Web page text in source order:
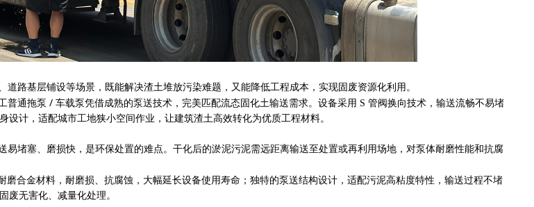
路基层铺设等场景，既能解决渣土堆放污染难题，又能降低工程成本，实现固废资源化利用。
普通拖泵 / 车载泵凭借成熟的泵送技术，完美匹配流态固化土输送需求。设备采用 S 管阀换向技术，输送流畅不易堵
计，适配城市工地狭小空间作业，让建筑渣土高效转化为优质工程材料。
堵塞、磨损快，是环保处置的难点。干化后的淤泥污泥需远距离输送至处置或再利用场地，对泵体耐磨性能和抗腐
合金材料，耐磨损、抗腐蚀，大幅延长设备使用寿命；独特的泵送结构设计，适配污泥高粘度特性，输送过程不堵
废无害化、减量化处理 。